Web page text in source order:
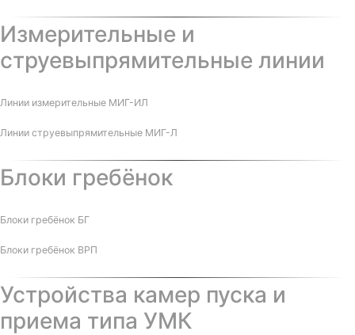
Измерительные и
струевыпрямительные линии
Линии измерительные МИГ-ИЛ
Линии струевыпрямительные МИГ-Л
Блоки гребёнок
Блоки гребёнок БГ
Блоки гребёнок ВРП
Устройства камер пуска и
приема типа УМК